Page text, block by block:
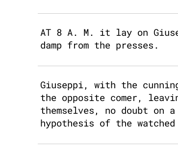
AT 8 A. M. it lay on
damp from the presses.
Giuseppi, with the
the opposite comer,
themselves, no doubt on
hypothesis of the